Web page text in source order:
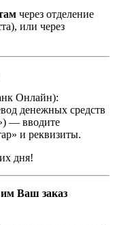
через отделение
или через
Онлайн):
денежных средств
— вводите
и реквизиты.
дня!
Ваш заказ